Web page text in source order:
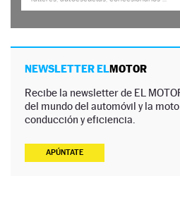
NEWSLETTER ELMOTOR
Recibe la newsletter de EL
del mundo del automóvil y la
conducción y eficiencia.
APÚNTATE